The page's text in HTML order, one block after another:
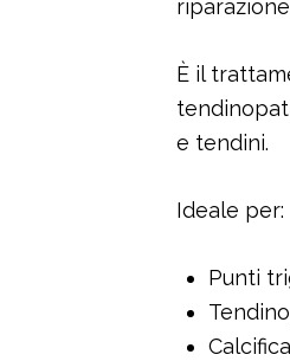
È il
e tendini.
Ideale per:
Punti